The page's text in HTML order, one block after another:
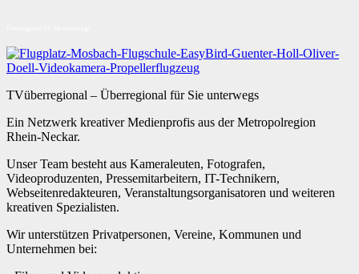
TVüberregional – Überregional für Sie unterwegs
Ein Netzwerk kreativer Medienprofis aus der Metropolregion
Rhein-Neckar.
Unser Team besteht aus Kameraleuten, Fotografen,
Videoproduzenten, Pressemitarbeitern, IT-Technikern,
Webseitenredakteuren, Veranstaltungsorganisatoren und weiteren
kreativen Spezialisten.
Wir unterstützen Privatpersonen, Vereine, Kommunen und
Unternehmen bei: